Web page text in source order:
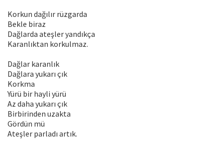
Korkun dağılır rüzgarda
Bekle biraz
Dağlarda ateşler yandıkça
Karanlıktan korkulmaz.
Dağlar karanlık
Dağlara yukarı çık
Korkma
Yürü bir hayli yürü
Az daha yukarı çık
Birbirinden uzakta
Gördün mü
Ateşler parladı artık.